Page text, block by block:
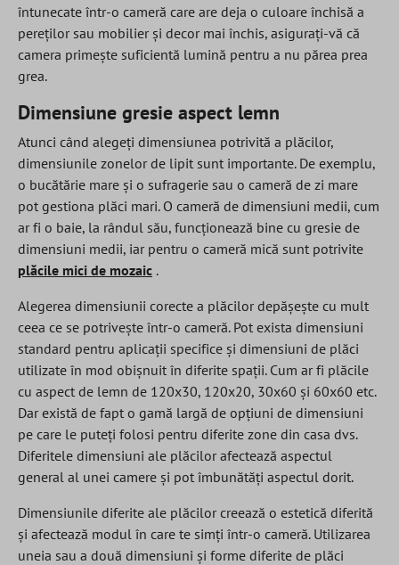
întunecate într-o cameră care are deja o culoare închisă a
pereților sau mobilier și decor mai închis, asigurați-vă că
camera primește suficientă lumină pentru a nu părea prea
grea.
Dimensiune gresie aspect lemn
Atunci când alegeți dimensiunea potrivită a plăcilor,
dimensiunile zonelor de lipit sunt importante. De exemplu,
o bucătărie mare și o sufragerie sau o cameră de zi mare
pot gestiona plăci mari. O cameră de dimensiuni medii, cum
ar fi o baie, la rândul său, funcționează bine cu gresie de
dimensiuni medii, iar pentru o cameră mică sunt potrivite
plăcile mici de mozaic .
Alegerea dimensiunii corecte a plăcilor depășește cu mult
ceea ce se potrivește într-o cameră. Pot exista dimensiuni
standard pentru aplicații specifice și dimensiuni de plăci
utilizate în mod obișnuit în diferite spații. Cum ar fi plăcile
cu aspect de lemn de 120x30, 120x20, 30x60 și 60x60 etc.
Dar există de fapt o gamă largă de opțiuni de dimensiuni
pe care le puteți folosi pentru diferite zone din casa dvs.
Diferitele dimensiuni ale plăcilor afectează aspectul
general al unei camere și pot îmbunătăți aspectul dorit.
Dimensiunile diferite ale plăcilor creează o estetică diferită
și afectează modul în care te simți într-o cameră. Utilizarea
uneia sau a două dimensiuni și forme diferite de plăci